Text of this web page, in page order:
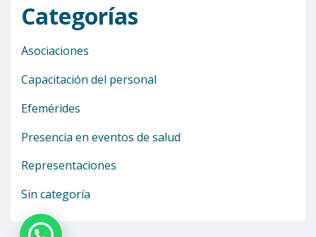
Categorías
Asociaciones
Capacitación del personal
Efemérides
Presencia en eventos de salud
Representaciones
Sin categoría